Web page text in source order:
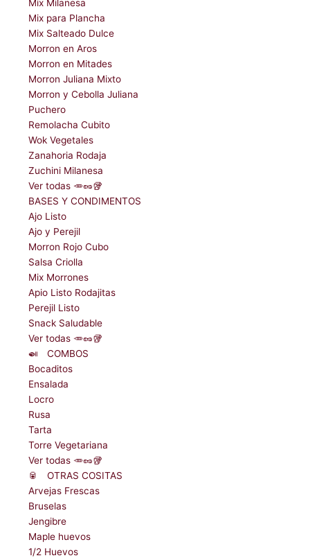
Mix Milanesa
Mix para Plancha
Mix Salteado Dulce
Morron en Aros
Morron en Mitades
Morron Juliana Mixto
Morron y Cebolla Juliana
Puchero
Remolacha Cubito
Wok Vegetales
Zanahoria Rodaja
Zuchini Milanesa
Ver todas 🥕🥜🥡
BASES Y CONDIMENTOS
Ajo Listo
Ajo y Perejil
Morron Rojo Cubo
Salsa Criolla
Mix Morrones
Apio Listo Rodajitas
Perejil Listo
Snack Saludable
Ver todas 🥕🥜🥡
🍛ﾠCOMBOS
Bocaditos
Ensalada
Locro
Rusa
Tarta
Torre Vegetariana
Ver todas 🥕🥜🥡
🥫ﾠOTRAS COSITAS
Arvejas Frescas
Bruselas
Jengibre
Maple huevos
1/2 Huevos